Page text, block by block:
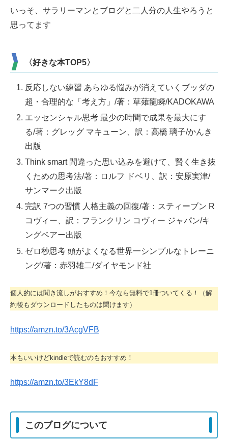
いっそ、サラリーマンとブログと二人分の人生やろうと
思ってます
〈好きな本TOP5〉
反応しない練習 あらゆる悩みが消えていくブッダの
超・合理的な「考え方」/著：草薙龍瞬/KADOKAWA
エッセンシャル思考 最少の時間で成果を最大にす
る/著：グレッグ マキューン、訳：高橋 璃子/かんき
出版
Think smart 間違った思い込みを避けて、賢く生き抜
くための思考法/著：ロルフ ドベリ、訳：安原実津/
サンマーク出版
完訳 7つの習慣 人格主義の回復/著：スティーブン R
コヴィー、訳：フランクリン コヴィー ジャパン/キ
ングベアー出版
ゼロ秒思考 頭がよくなる世界一シンプルなトレーニ
ング/著：赤羽雄二/ダイヤモンド社
個人的には聞き流しがおすすめ！今なら無料で1冊ついてくる！（解
約後もダウンロードしたものは聞けます）
https://amzn.to/3AcgVFB
本もいいけどkindleで読むのもおすすめ！
https://amzn.to/3EkY8dF
このブログについて